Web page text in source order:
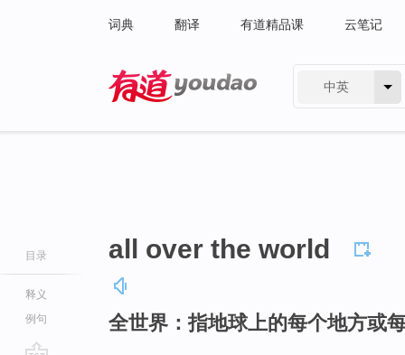
词典 翻译 有道精品课 云笔记
中英
目录
释义
例句
all over the world
全世界：指地球上的每个地方或